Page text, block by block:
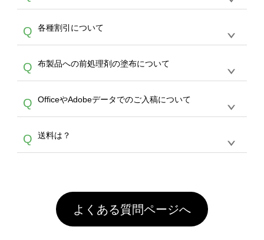
い）
でご注文が可能です。
30個以上であれば、サポート担当が、デザイ
バッグコンシェル
サー
ビスをご利用ください。(※ 30個以下の場合
は、デザインツールをご利用ください)
A
ん。発送後18時以降に配送業者・伝票番号を
メールでお知らせいたしますので、直接配送業
者にご連絡いただき調整をお願い致します。
Q 各種割引について
A
カート内で自動的に割引(最大50%)が適用され
ます。 【付与ポイント】購入金額の1％が1ポ
イントとして付与され、次回ご注文時に1ポイ
ント＝1円としてお使いいただけます。ポイン
トは発送完了の翌日に付与され、次回ご注文時
からご利用頂けます。ポイントの有効期限は一
年間です。【会員ランク】過去10カ月のご注
文回数により会員ランク割引(最大5%)が適用
頂いても、ログインがされていなければ、ラン
クにカウントがされません。
Q 布製品への前処理剤の塗布について
A
意点（前処理剤）】カラー生地（Tシャツのホ
ワイト、トートバッグのナチュラル、ホワイト
といって、プリントを定着させるための処理剤
を塗布しており、短納期・低価格で商品をお届
害な性質で、水洗いで落とすことが可能です。
お手数ですが、お客様ご自身にて着用前に落と
していただけますようお願いいたします。※1
通常注文・直送機能でのご注文に関わらず、前
Q OfficeやAdobeデータでのご入稿について
A
ません。いずれのデータも該当デザインのみ画
像(JPEG,PNG,GIF,PDF)に変換、またはAdobe
Q 送料は？
引」などによるお値引きで4,000円未満になる
場合は送料がかかりますので、ご注意くださ
い。
よくある質問ページへ